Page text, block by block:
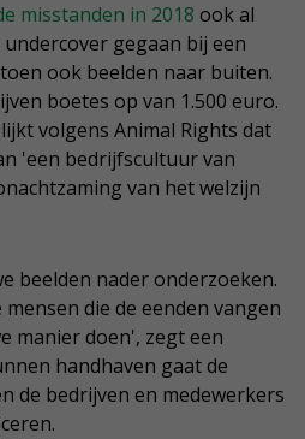
misstanden in 2018 ook al
gegaan bij een
ook beelden naar buiten.
boetes op van 1.500 euro.
volgens Animal Rights dat
'een bedrijfscultuur van
van het welzijn
beelden nader onderzoeken.
die de eenden vangen
manier doen', zegt een
handhaven gaat de
de bedrijven en medewerkers